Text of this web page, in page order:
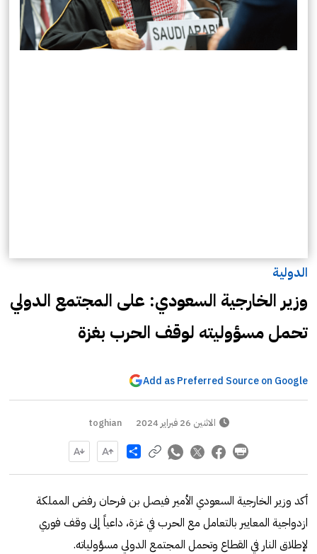
الدولية
وزير الخارجية السعودي: على المجتمع الدولي
تحمل مسؤوليته لوقف الحرب بغزة
Add as Preferred Source on Google
الاثنين 26 فبراير 2024 toghian
Share
أكد وزير الخارجية السعودي الأمير فيصل بن فرحان رفض المملكة
ازدواجية المعايير بالتعامل مع الحرب في غزة، داعياً إلى وقف فوري
لإطلاق النار في القطاع وتحمل المجتمع الدولي مسؤولياته.